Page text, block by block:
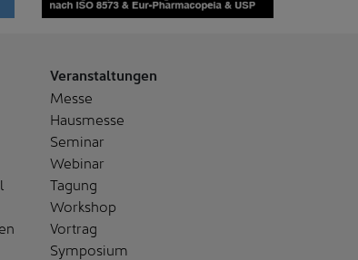
Veranstaltungen
Messe
Hausmesse
Seminar
Webinar
Tagung
Workshop
Vortrag
Symposium